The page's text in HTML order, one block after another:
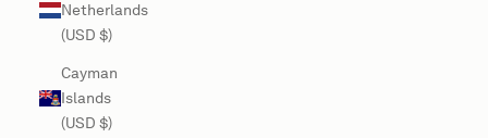
Netherlands
(USD $)
Cayman
Islands
(USD $)